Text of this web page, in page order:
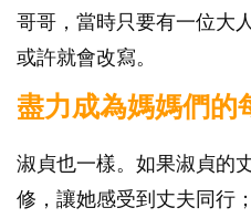
哥哥，當時只要有一位大
或許就會改寫。
盡力成為媽媽們的
淑貞也一樣。如果淑貞的
修，讓她感受到丈夫同行